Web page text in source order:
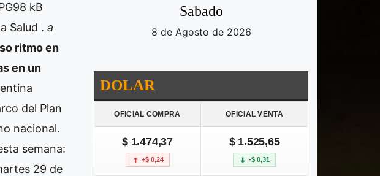
kB
Salud . a
ritmo en
en un
del Plan
nacional.
semana:
29 de
Sabado
8 de Agosto de 2026
DOLAR
OFICIAL COMPRA OFICIAL VENTA
$ 1.474,37
+$ 0,24
$ 1.525,65
-$ 0,31